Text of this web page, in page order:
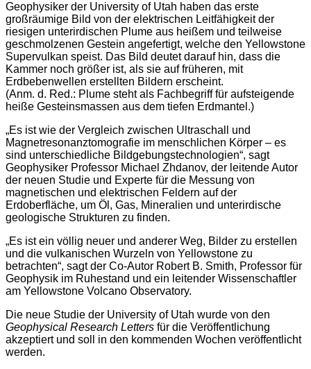
Geophysiker der University of Utah haben das erste
großräumige Bild von der elektrischen Leitfähigkeit der
riesigen unterirdischen Plume aus heißem und teilweise
geschmolzenen Gestein angefertigt, welche den Yellowstone
Supervulkan speist. Das Bild deutet darauf hin, dass die
Kammer noch größer ist, als sie auf früheren, mit
Erdbebenwellen erstellten Bildern erscheint.
(Anm. d. Red.: Plume steht als Fachbegriff für aufsteigende
heiße Gesteinsmassen aus dem tiefen Erdmantel.)
„Es ist wie der Vergleich zwischen Ultraschall und
Magnetresonanztomografie im menschlichen Körper – es
sind unterschiedliche Bildgebungstechnologien“, sagt
Geophysiker Professor Michael Zhdanov, der leitende Autor
der neuen Studie und Experte für die Messung von
magnetischen und elektrischen Feldern auf der
Erdoberfläche, um Öl, Gas, Mineralien und unterirdische
geologische Strukturen zu finden.
„Es ist ein völlig neuer und anderer Weg, Bilder zu erstellen
und die vulkanischen Wurzeln von Yellowstone zu
betrachten“, sagt der Co-Autor Robert B. Smith, Professor für
Geophysik im Ruhestand und ein leitender Wissenschaftler
am Yellowstone Volcano Observatory.
Die neue Studie der University of Utah wurde von den
Geophysical Research Letters für die Veröffentlichung
akzeptiert und soll in den kommenden Wochen veröffentlicht
werden.